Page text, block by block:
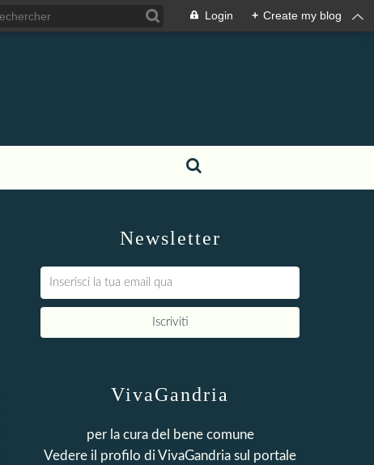
Login + Create my blog
Newsletter
VivaGandria
per la cura del bene comune
Vedere il profilo di VivaGandria sul portale